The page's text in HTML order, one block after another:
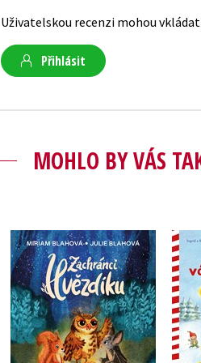
Uživatelskou recenzi mohou
Přihlásit
MOHLO BY VÁS
Zachránci Hvězdíku
Miriam Blahová